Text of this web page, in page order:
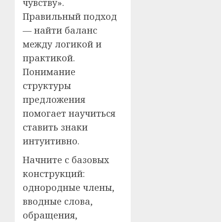
чувству».
Правильный подход
— найти баланс
между логикой и
практикой.
Понимание
структуры
предложения
помогает научиться
ставить знаки
интуитивно.
Начните с базовых
конструкций:
однородные члены,
вводные слова,
обращения,